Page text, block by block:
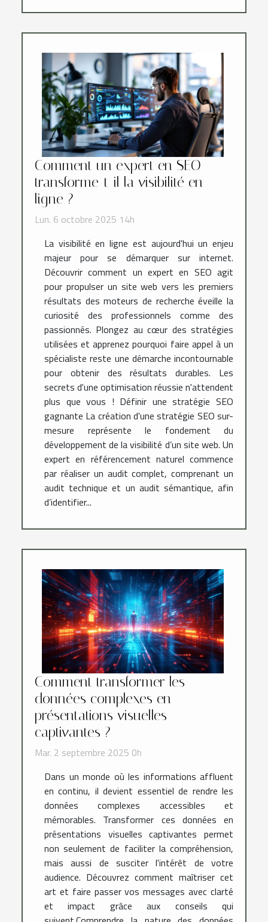
Comment un expert en SEO
transforme-t-il la visibilité en
ligne ?
Lun. 6 octobre 2025 14h
La visibilité en ligne est aujourd'hui un enjeu
majeur pour se démarquer sur internet.
Découvrir comment un expert en SEO agit
pour propulser un site web vers les premiers
résultats des moteurs de recherche éveille la
curiosité des professionnels comme des
passionnés. Plongez au cœur des stratégies
utilisées et apprenez pourquoi faire appel à un
spécialiste reste une démarche incontournable
pour obtenir des résultats durables. Les
secrets d'une optimisation réussie n'attendent
plus que vous ! Définir une stratégie SEO
gagnante La création d'une stratégie SEO sur-
mesure représente le fondement du
développement de la visibilité d’un site web. Un
expert en référencement naturel commence
par réaliser un audit complet, comprenant un
audit technique et un audit sémantique, afin
d’identifier...
Comment transformer les
données complexes en
présentations visuelles
captivantes ?
Mar. 2 septembre 2025 0h
Dans un monde où les informations affluent
en continu, il devient essentiel de rendre les
données complexes accessibles et
mémorables. Transformer ces données en
présentations visuelles captivantes permet
non seulement de faciliter la compréhension,
mais aussi de susciter l'intérêt de votre
audience. Découvrez comment maîtriser cet
art et faire passer vos messages avec clarté
et impact grâce aux conseils qui